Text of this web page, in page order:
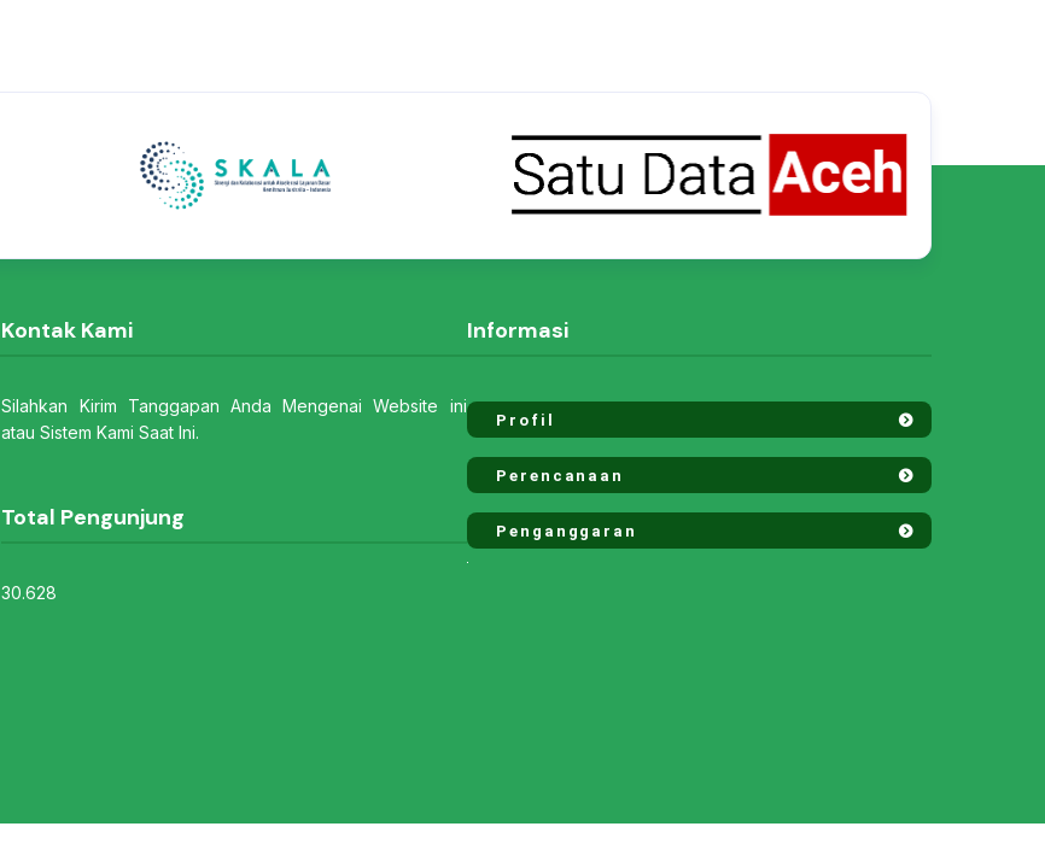
Kontak Kami
Silahkan Kirim Tanggapan Anda Mengenai Website ini
atau Sistem Kami Saat Ini.
Total Pengunjung
30.628
Informasi
Profil
Perencanaan
Penganggaran